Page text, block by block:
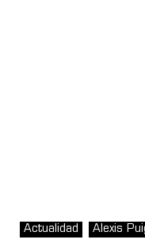
Actualidad Alexis